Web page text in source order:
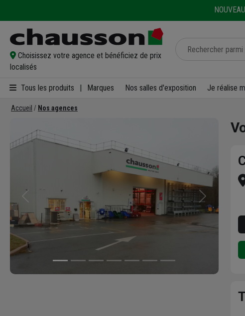
Choisissez votre agence et bénéficiez de prix
localisés
Tous les produits Marques Nos salles d'exposition Je réalise
Accueil Nos agences
Précédent Suivant